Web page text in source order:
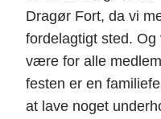
Dragør Fort, da vi
fordelagtigt sted.
være for alle
festen er en
at lave noget